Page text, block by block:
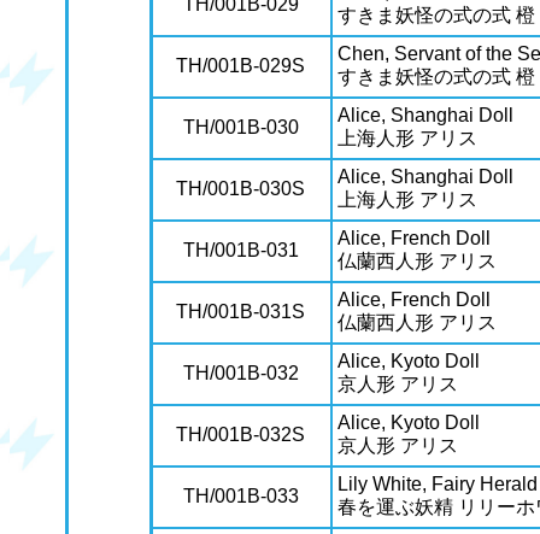
TH/001B-029
すきま妖怪の式の式 橙
TH/001B-029S
Chen, Servant of the
すきま妖怪の式の式 橙
TH/001B-030
Alice, Shanghai Doll
上海人形 アリス
TH/001B-030S
Alice, Shanghai Doll
上海人形 アリス
TH/001B-031
Alice, French Doll
仏蘭西人形 アリス
TH/001B-031S
Alice, French Doll
仏蘭西人形 アリス
TH/001B-032
Alice, Kyoto Doll
京人形 アリス
TH/001B-032S
Alice, Kyoto Doll
京人形 アリス
TH/001B-033
Lily White, Fairy
春を運ぶ妖精 リリー